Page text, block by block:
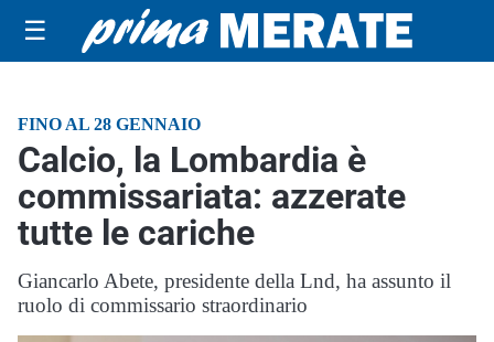
☰
FINO AL 28 GENNAIO
Calcio, la Lombardia è
commissariata: azzerate
tutte le cariche
Giancarlo Abete, presidente della Lnd, ha assunto il
ruolo di commissario straordinario